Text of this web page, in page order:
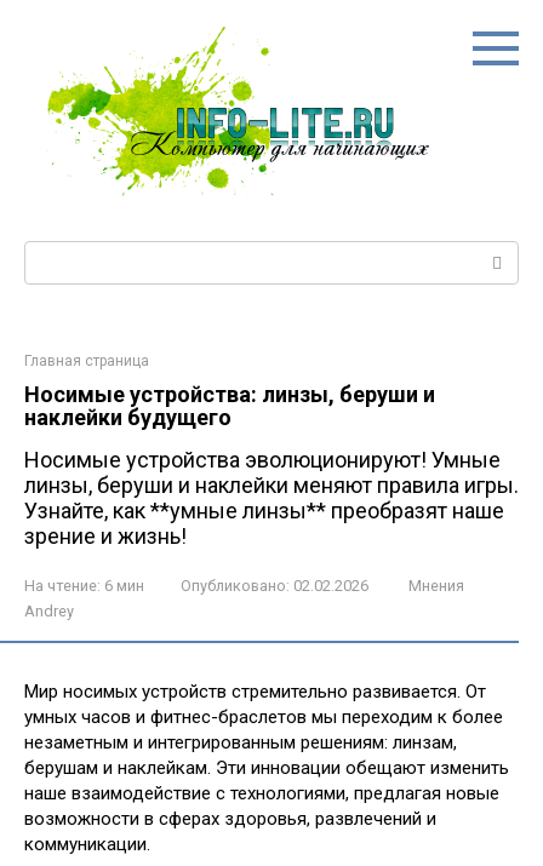
Главная страница
Носимые устройства: линзы, беруши и
наклейки будущего
Носимые устройства эволюционируют! Умные
линзы, беруши и наклейки меняют правила игры.
Узнайте, как **умные линзы** преобразят наше
зрение и жизнь!
На чтение: 6 мин Опубликовано: 02.02.2026
Мнения
Andrey
Мир носимых устройств стремительно развивается. От
умных часов и фитнес-браслетов мы переходим к более
незаметным и интегрированным решениям: линзам,
берушам и наклейкам. Эти инновации обещают изменить
наше взаимодействие с технологиями, предлагая новые
возможности в сферах здоровья, развлечений и
коммуникации.